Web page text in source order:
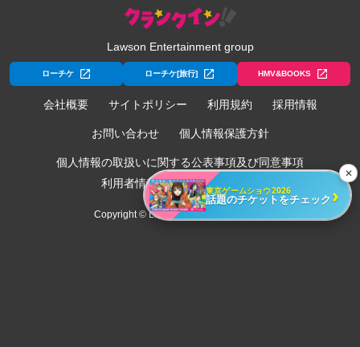
Lawson Entertainment group
ローチケ ローチケ[旅行] HMV&BOOKS
会社概要 サイトポリシー 利用規約 採用情報
お問い合わせ 個人情報保護方針
個人情報の取扱いに関する公表事項及び同意事項
利用者情報の外部送信について
Copyright © Lawson Entertainment, Inc.
✕
東京ゲームショウ2026
話題のチケットをチェック ›